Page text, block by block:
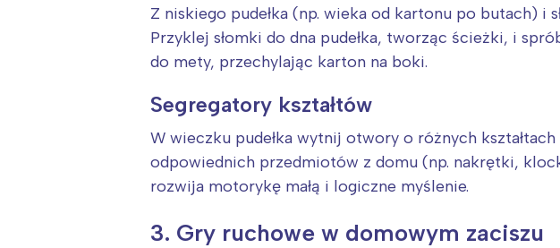
Z niskiego pudełka (np. wieka od kartonu po butach)
Przyklej słomki do dna pudełka, tworząc ścieżki, i
do mety, przechylając karton na boki.
Segregatory kształtów
W wieczku pudełka wytnij otwory o różnych
odpowiednich przedmiotów z domu (np. nakrętki,
rozwija motorykę małą i logiczne myślenie.
3. Gry ruchowe w domowym zaciszu